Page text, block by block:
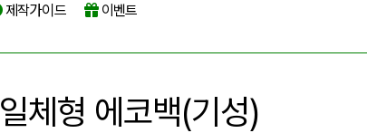
제작가이드 이벤트
일체형 에코백(기성)